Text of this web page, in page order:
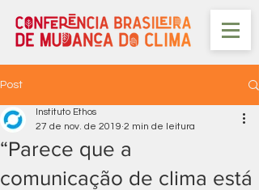
Post
“Parece que a
comunicação de clima está
Instituto Ethos
27 de nov. de 2019 2 min de leitura